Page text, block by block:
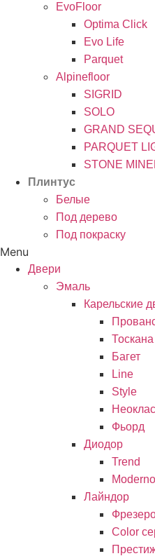
EvoFloor
Optima Click
Evo Life
Parquet
Alpinefloor
SIGRID
SOLO
GRAND
PARQUET
STONE
Плинтус
Белые
Под дерево
Под покраску
Menu
Двери
Эмаль
Карельские
Тоскана
Багет
Line
Style
Фьорд
Диодор
Trend
Moderno
Лайндор
Color